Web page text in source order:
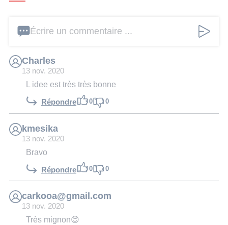
Écrire un commentaire ...
Charles
13 nov. 2020
L idee est très très bonne
Répondre 0 0
kmesika
13 nov. 2020
Bravo
Répondre 0 0
carkooa@gmail.com
13 nov. 2020
Très mignon😊